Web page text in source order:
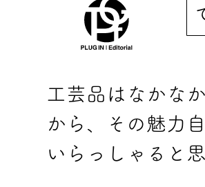
工芸品はなかな
から、その魅力
いらっしゃると思